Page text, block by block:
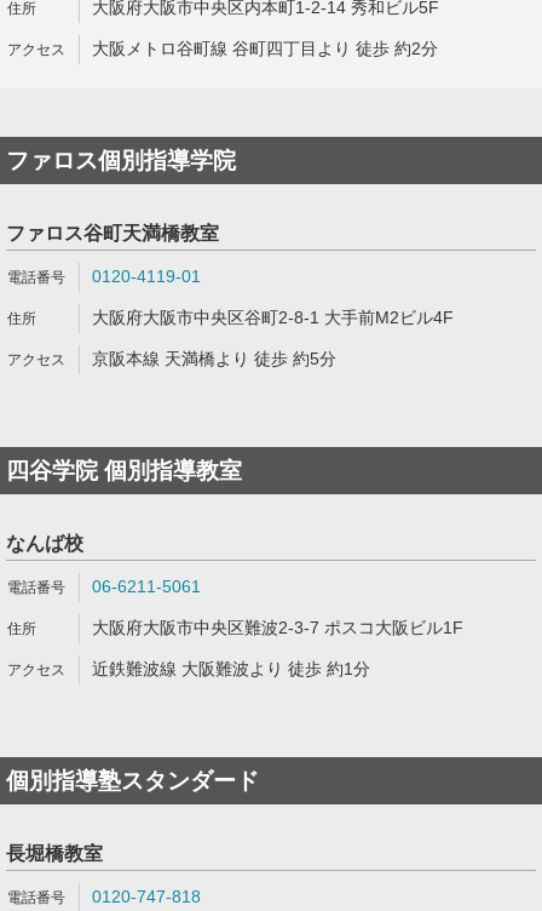
大阪府大阪市中央区内本町1-2-14 秀和ビル5F
大阪メトロ谷町線 谷町四丁目より 徒歩 約2分
ファロス個別指導学院
ファロス谷町天満橋教室
0120-4119-01
大阪府大阪市中央区谷町2-8-1 大手前M2ビル4F
京阪本線 天満橋より 徒歩 約5分
四谷学院 個別指導教室
なんば校
06-6211-5061
大阪府大阪市中央区難波2-3-7 ポスコ大阪ビル1F
近鉄難波線 大阪難波より 徒歩 約1分
個別指導塾スタンダード
長堀橋教室
0120-747-818